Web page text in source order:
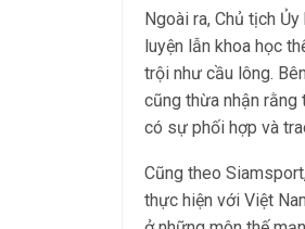
Ngoài ra, Chủ tịch
luyện lẫn khoa học
trội như cầu lông.
cũng thừa nhận rằng
có sự phối hợp và
Cũng theo
thực hiện với Việt